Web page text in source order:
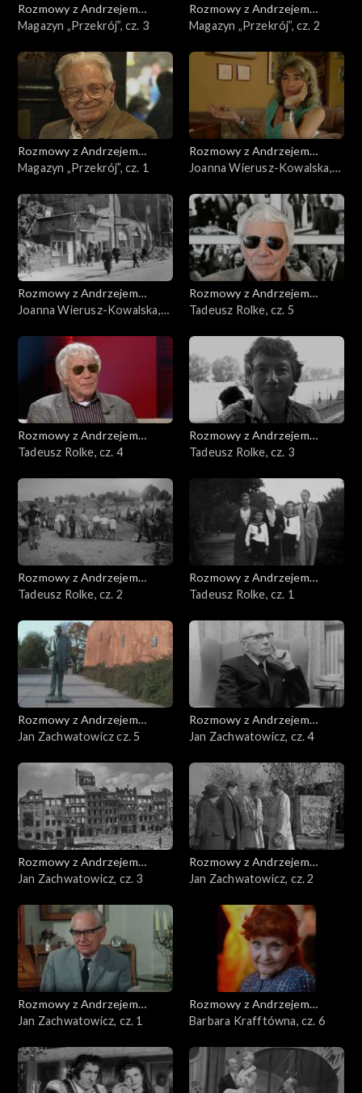
Rozmowy z Andrzejem
Doboszem
Magazyn „Przekrój”, cz. 3
Rozmowy z Andrzejem
Doboszem
Magazyn „Przekrój”, cz. 2
Rozmowy z Andrzejem
Doboszem
Magazyn „Przekrój”, cz. 1
Rozmowy z Andrzejem
Doboszem
Joanna Wierusz-Kowalska,
Rozmowy z Andrzejem
Doboszem
Joanna Wierusz-Kowalska,
Rozmowy z Andrzejem
Doboszem
Tadeusz Rolke, cz. 5
Rozmowy z Andrzejem
Doboszem
Tadeusz Rolke, cz. 4
Rozmowy z Andrzejem
Doboszem
Tadeusz Rolke, cz. 3
Rozmowy z Andrzejem
Doboszem
Tadeusz Rolke, cz. 2
Rozmowy z Andrzejem
Doboszem
Tadeusz Rolke, cz. 1
Rozmowy z Andrzejem
Doboszem
Jan Zachwatowicz cz. 5
Rozmowy z Andrzejem
Doboszem
Jan Zachwatowicz, cz. 4
Rozmowy z Andrzejem
Doboszem
Jan Zachwatowicz, cz. 3
Rozmowy z Andrzejem
Doboszem
Jan Zachwatowicz, cz. 2
Rozmowy z Andrzejem
Doboszem
Jan Zachwatowicz, cz. 1
Rozmowy z Andrzejem
Doboszem
Barbara Krafftówna, cz. 6